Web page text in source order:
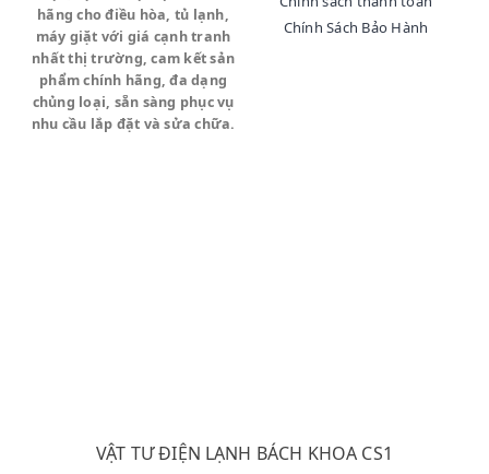
✅ Khắc phục sự cố đèn sưởinhà tắm không
sáng, nổ bóng, hỏng công tắc/dây điện.
✅ Thay thế linh kiện chính hãng cho các
thương hiệu như **Delonghi**, Sunhouse,
Chúng Tôi:
hãng cho điều hòa, tủ lạnh,
máy giặt với giá cạnh tranh
nhất thị trường, cam kết sản
phẩm chính hãng, đa dạng
chủng loại, sẵn sàng phục vụ
nhu cầu lắp đặt và sửa chữa.
Chính Sách Bảo Hành
VẬT TƯ ĐIỆN LẠNH BÁCH KHOA CS1